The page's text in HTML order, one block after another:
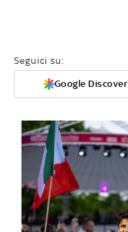
Seguici su:
Google Discover